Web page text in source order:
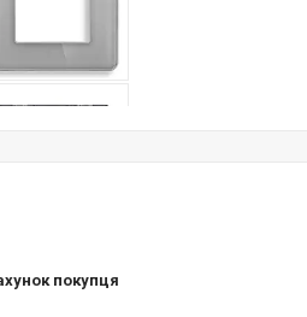
покупця